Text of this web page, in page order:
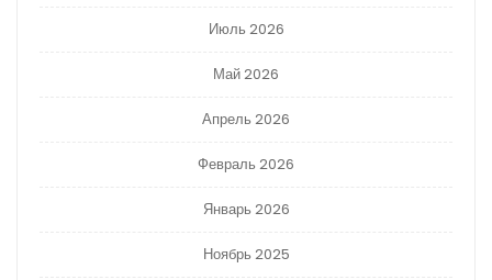
Июль 2026
Май 2026
Апрель 2026
Февраль 2026
Январь 2026
Ноябрь 2025